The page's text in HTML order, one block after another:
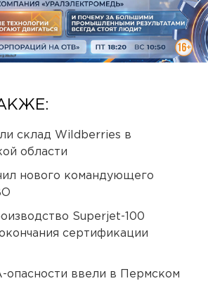
склад Wildberries в
области
нового командующего
Superjet-100
сертификации
ввели в Пермском